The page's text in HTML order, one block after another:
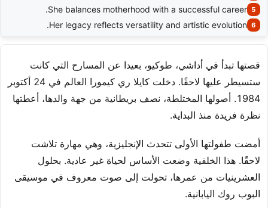
She balances motherhood with a successful career.
Her legacy reflects versatility and artistic evolution.
قصتها تبدأ في أداشي، طوكيو، بعيدا عن المسارح التي كانت
ستسيطر عليها لاحقًا. دخلت كايلا ري كيمورا العالم في 24 أكتوبر
1984. أصولها المختلطة، نصف بريطانية من جهة والدها، أعطتها
نظرة فريدة منذ البداية.
أمضت طفولتها الأولى تتحدث الإنجليزية، وهي مهارة تلاشت
لاحقًا. هذا الخلفية وضعت الأساس لحياة غير عادية. بحلول
العشرينيات من عمرها، تحولت إلى صوت معروف في موسيقى
البوب روك اليابانية.